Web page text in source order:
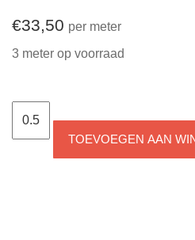
€33,50 per meter
3 meter op voorraad
Palmblad
TOEVOEGEN AAN